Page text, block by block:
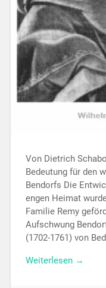
Von Dietrich
Bedeutung für den
Bendorfs Die
engen Heimat
Familie Remy
Aufschwung
(1702-1761) von
Weiterlesen →